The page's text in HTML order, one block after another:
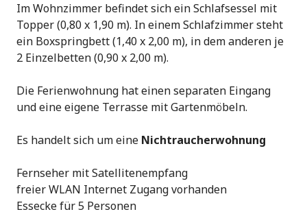
Im Wohnzimmer befindet sich ein Schlafsessel mit
Topper (0,80 x 1,90 m). In einem Schlafzimmer steht
ein Boxspringbett (1,40 x 2,00 m), in dem anderen je
2 Einzelbetten (0,90 x 2,00 m).
Die Ferienwohnung hat einen separaten Eingang
und eine eigene Terrasse mit Gartenmöbeln.
Es handelt sich um eine Nichtraucherwohnung
Fernseher mit Satellitenempfang
freier WLAN Internet Zugang vorhanden
Essecke für 5 Personen